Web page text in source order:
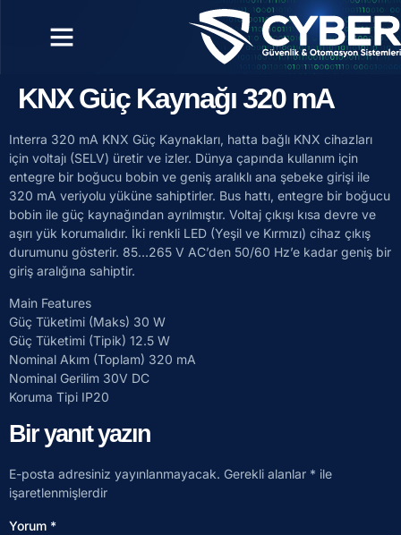
KNX Güç Kaynağı 320 mA
Interra 320 mA KNX Güç Kaynakları, hatta bağlı KNX cihazları
için voltajı (SELV) üretir ve izler. Dünya çapında kullanım için
entegre bir boğucu bobin ve geniş aralıklı ana şebeke girişi ile
320 mA veriyolu yüküne sahiptirler. Bus hattı, entegre bir boğucu
bobin ile güç kaynağından ayrılmıştır. Voltaj çıkışı kısa devre ve
aşırı yük korumalıdır. İki renkli LED (Yeşil ve Kırmızı) cihaz çıkış
durumunu gösterir. 85…265 V AC’den 50/60 Hz’e kadar geniş bir
giriş aralığına sahiptir.
Main Features
Güç Tüketimi (Maks) 30 W
Güç Tüketimi (Tipik) 12.5 W
Nominal Akım (Toplam) 320 mA
Nominal Gerilim 30V DC
Koruma Tipi IP20
Bir yanıt yazın
E-posta adresiniz yayınlanmayacak. Gerekli alanlar * ile
işaretlenmişlerdir
Yorum *